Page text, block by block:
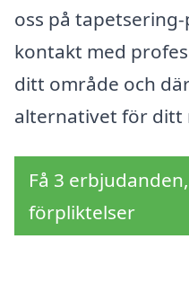
oss på
kontakt med
ditt område och
alternativet för ditt
Få 3
förpliktelser